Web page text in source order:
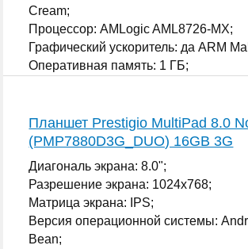
Cream;
Процессор: AMLogic AML8726-MX;
Графический ускоритель: да ARM
Оперативная память: 1 ГБ;
Планшет Prestigio MultiPad 8.0
(PMP7880D3G_DUO) 16GB 3G
Диагональ экрана: 8.0";
Разрешение экрана: 1024x768;
Матрица экрана: IPS;
Версия операционной системы:
Bean;